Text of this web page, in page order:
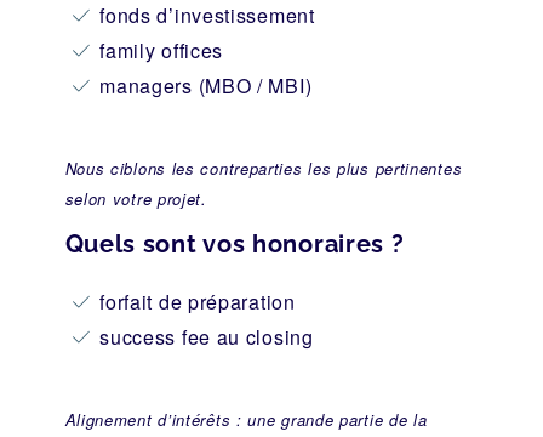
fonds d’investissement
family offices
managers (MBO / MBI)
Nous ciblons les contreparties les plus pertinentes
selon votre projet.
Quels sont vos honoraires ?
forfait de préparation
success fee au closing
Alignement d’intérêts : une grande partie de la